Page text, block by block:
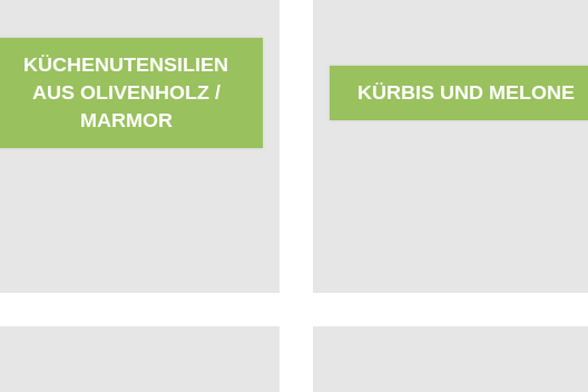
KÜCHENUTENSILIEN
AUS OLIVENHOLZ /
MARMOR
KÜRBIS UND MELONE